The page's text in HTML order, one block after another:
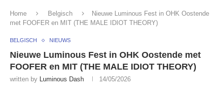
Home Belgisch
Nieuwe Luminous Fest in OHK Oostende
met FOOFER en MIT (THE MALE IDIOT THEORY)
BELGISCH NIEUWS
Nieuwe Luminous Fest in OHK Oostende met
FOOFER en MIT (THE MALE IDIOT THEORY)
written by Luminous Dash 14/05/2026